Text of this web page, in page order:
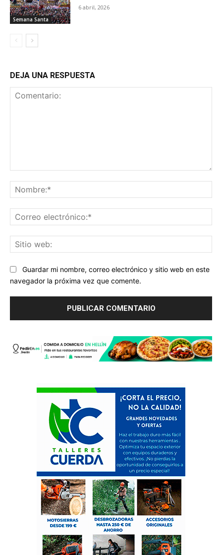
Semana Santa
6 abril, 2026
DEJA UNA RESPUESTA
Guardar mi nombre, correo electrónico y sitio web en este
navegador la próxima vez que comente.